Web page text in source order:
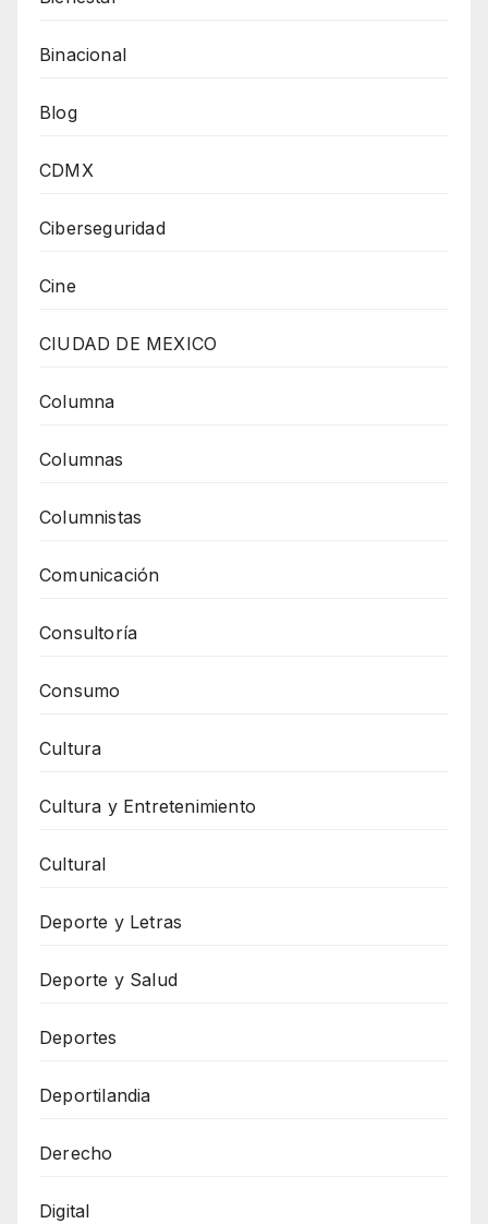
Binacional
Blog
CDMX
Ciberseguridad
Cine
CIUDAD DE MEXICO
Columna
Columnas
Columnistas
Comunicación
Consultoría
Consumo
Cultura
Cultura y Entretenimiento
Cultural
Deporte y Letras
Deporte y Salud
Deportes
Deportilandia
Derecho
Digital